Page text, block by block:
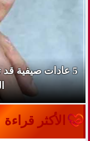
5 عادات صيفية
الأكثر قراءة